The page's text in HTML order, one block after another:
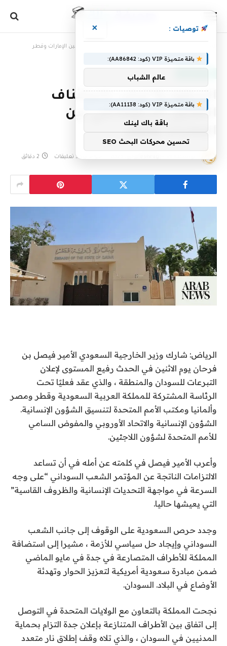
السعودية ترحب باستئناف التمثيل الدبلوماسي بين الإمارات وقطر
السعودية ترحب باستئناف
التمثيل الدبلوماسي بين
الإمارات وقطر
لا توجد تعليقات 2 دقائق
الرياض: شارك وزير الخارجية السعودي الأمير فيصل بن
فرحان يوم الاثنين في الحدث رفيع المستوى لإعلان
التبرعات للسودان والمنطقة ، والذي عقد فعليًا تحت
الرئاسة المشتركة للمملكة العربية السعودية وقطر ومصر
وألمانيا ومكتب الأمم المتحدة لتنسيق الشؤون الإنسانية.
الشؤون الإنسانية والاتحاد الأوروبي والمفوض السامي
للأمم المتحدة لشؤون اللاجئين.
وأعرب الأمير فيصل في كلمته عن أمله في أن تساعد
الالتزامات الناتجة عن المؤتمر الشعب السوداني “على وجه
السرعة في مواجهة التحديات الإنسانية والظروف القاسية”
التي يعيشها حاليا.
وجدد حرص السعودية على الوقوف إلى جانب الشعب
السوداني وإيجاد حل سياسي للأزمة ، مشيرا إلى استضافة
المملكة للأطراف المتصارعة في جدة في مايو الماضي
ضمن مبادرة سعودية أمريكية لتعزيز الحوار وتهدئة
الأوضاع في البلاد. السودان.
نجحت المملكة بالتعاون مع الولايات المتحدة في التوصل
إلى اتفاق بين الأطراف المتنازعة بإعلان جدة التزام بحماية
المدنيين في السودان ، والذي تلاه وقف إطلاق نار متعدد
توصيات : ×
باقة متميزة VIP (كود: AA86842):
عالم الشباب
باقة متميزة VIP (كود: AA11138):
باقة باك لينك
تحسين محركات البحث SEO